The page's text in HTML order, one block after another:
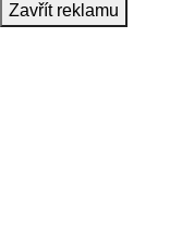
Zavřít reklamu